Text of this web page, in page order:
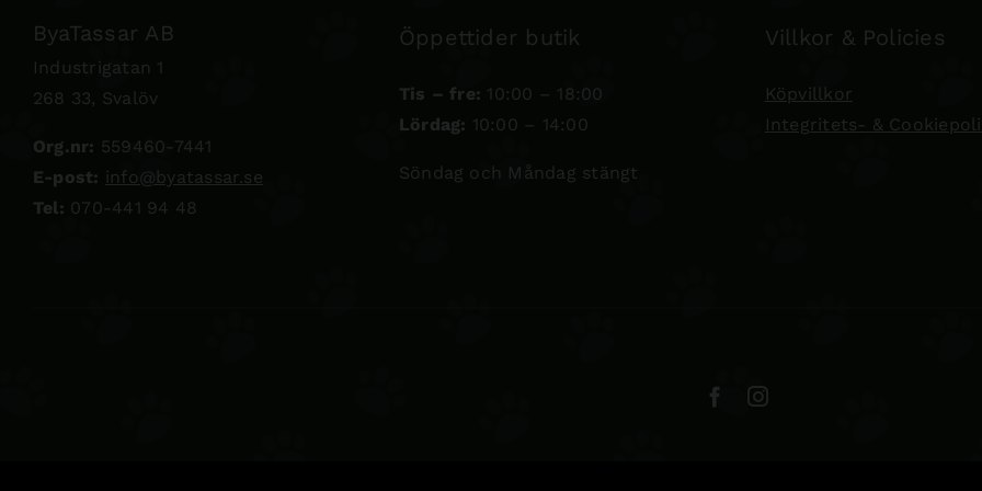
ByaTassar AB
Industrigatan 1
268 33, Svalöv
Org.nr: 559460-7441
E-post: info@byatassar.se
Tel: 070-441 94 48
Öppettider butik
Tis – fre: 10:00 – 18:00
Lördag: 10:00 – 14:00
Söndag och Måndag stängt
Villkor & Policies
Köpvillkor
Integritets- &